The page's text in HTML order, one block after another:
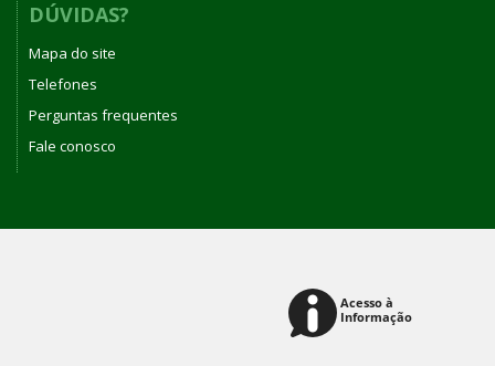
DÚVIDAS?
Mapa do site
Telefones
Perguntas frequentes
Fale conosco